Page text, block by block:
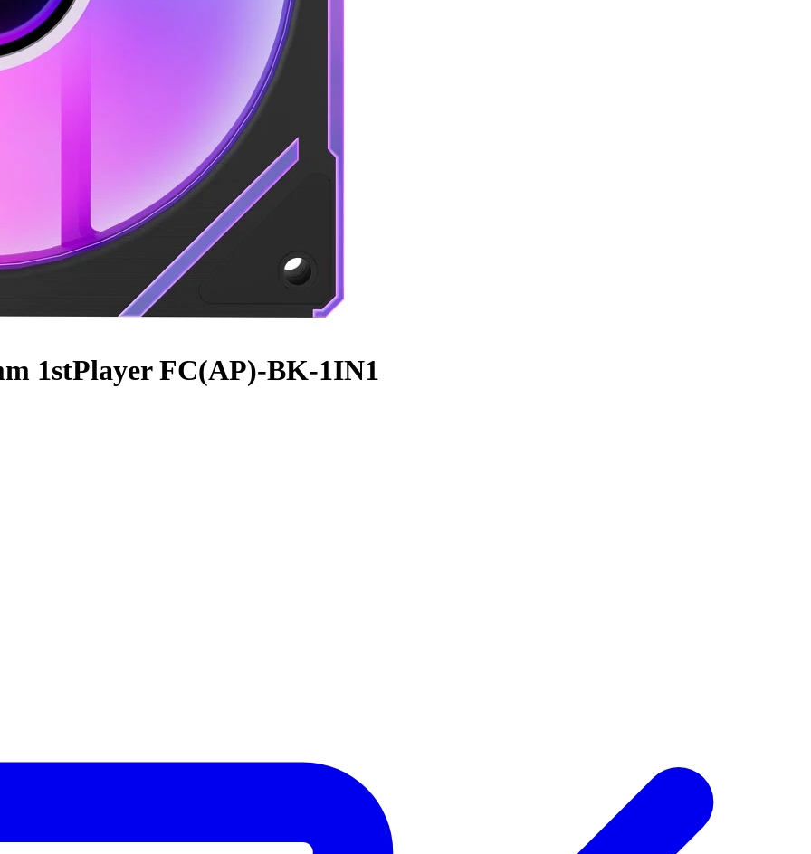
1stPlayer FC(AP)-BK-1IN1